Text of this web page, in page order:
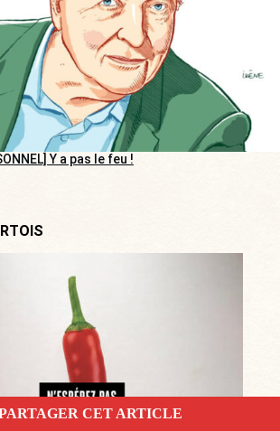
Y a pas le feu !
CET ARTICLE